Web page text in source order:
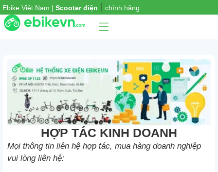
Ebike Việt Nam | Scooter điện chính hãng
HỢP TÁC KINH DOANH
Mọi thông tin liên hệ hợp tác, mua hàng doanh nghiệp
vui lòng liên hệ: